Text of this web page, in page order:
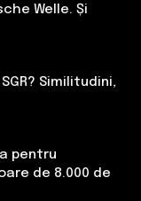
Welle. Și
SGR? Similitudini,
pentru
de 8.000 de